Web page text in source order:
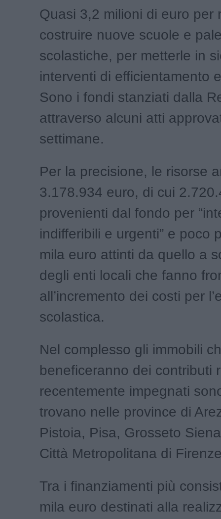
Quasi 3,2 milioni di euro per
costruire nuove scuole e
scolastiche, per metterle in
interventi di efficientamento
Sono i fondi stanziati dalla
attraverso alcuni atti
settimane.
Per la precisione, le risorse
3.178.934 euro, di cui
provenienti dal fondo per
indifferibili e urgenti” e poco
mila euro attinti da quello a
degli enti locali che fanno
all’incremento dei costi per
scolastica.
Nel complesso gli immobili
beneficeranno dei contributi
recentemente impegnati
trovano nelle province di
Pistoia, Pisa, Grosseto
Città Metropolitana di
Tra i finanziamenti più
mila euro destinati alla